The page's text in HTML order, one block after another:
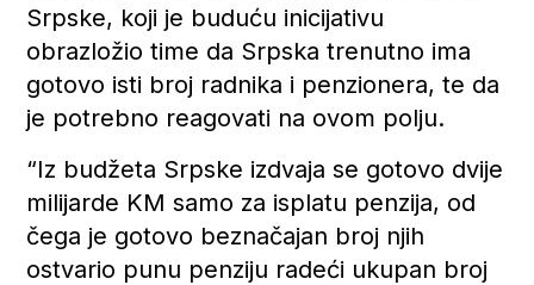
Srpske, koji je buduću inicijativu
obrazložio time da Srpska trenutno ima
gotovo isti broj radnika i penzionera, te da
je potrebno reagovati na ovom polju.
“Iz budžeta Srpske izdvaja se gotovo dvije
milijarde KM samo za isplatu penzija, od
čega je gotovo beznačajan broj njih
ostvario punu penziju radeći ukupan broj